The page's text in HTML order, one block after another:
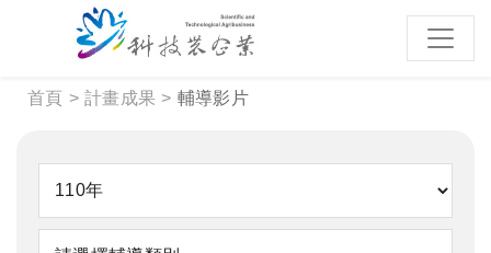
跳到主要內容區塊
首頁 計畫成果 輔導影片